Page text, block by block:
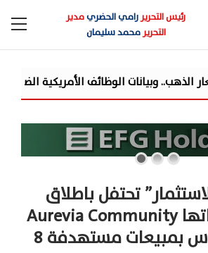
رئيس التحريررامي الحضريمدير
التحريرمحمد سليمان
تحتفل باطلاق
أحدث مشروعاتها Aurevia Community
بالتجمع السادس بمبيعات مستهدفة 8